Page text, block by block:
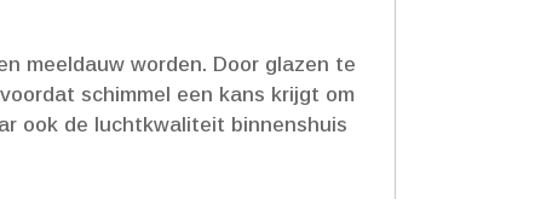
meeldauw worden.​ Door glazen te
schimmel een kans krijgt om
ook de luchtkwaliteit binnenshuis